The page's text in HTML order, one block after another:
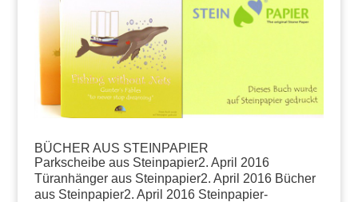
BÜCHER AUS STEINPAPIER
Parkscheibe aus Steinpapier2. April 2016
Türanhänger aus Steinpapier2. April 2016 Bücher
aus Steinpapier2. April 2016 Steinpapier-